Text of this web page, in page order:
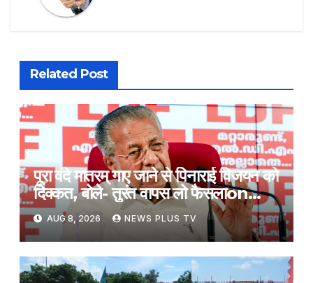
Related Post
पूरा वंदे मातरम् गाए जाने से पिनाराई विजयन को
दिक्कत, बोले- तुरंत वापस लो फैसला​on
August 8, 2026 at 1:17 pm
AUG 8, 2026 NEWS PLUS TV